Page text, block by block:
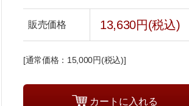
販売価格 13,630円(税込)
[通常価格：15,000円(税込)]